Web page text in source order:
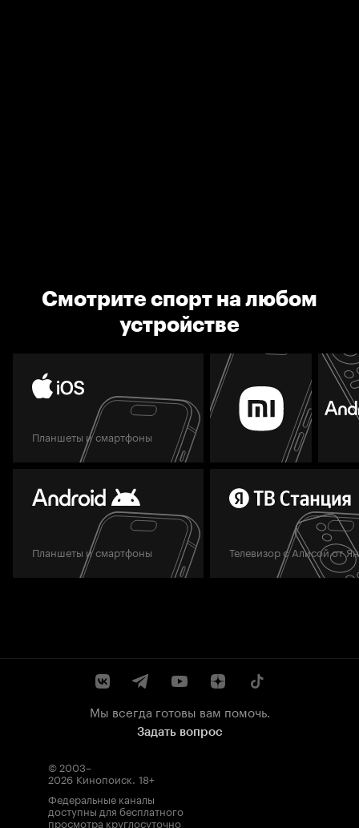
Смотрите спорт на любом
устройстве
Планшеты и смартфоны
Планшеты и смартфоны Телевизор с Алисой от
Мы всегда готовы вам помочь.
Задать вопрос
© 2003–
2026 Кинопоиск. 18+
Федеральные каналы
доступны для бесплатного
просмотра круглосуточно